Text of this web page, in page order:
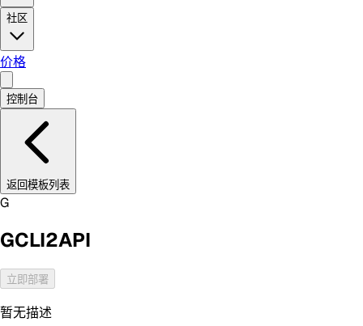
社区
价格
控制台
返回模板列表
G
GCLI2API
立即部署
暂无描述